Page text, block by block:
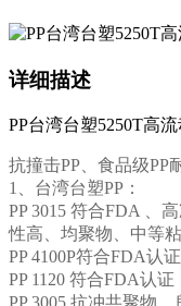
详细描述
PP台湾台塑5250T高
抗撞击PP、食品级PP
1、台湾台塑PP：
PP 3015 符合FDA 、
性高、均聚物、中等
PP 4100P符合FDA认
PP 1120 符合FDA认